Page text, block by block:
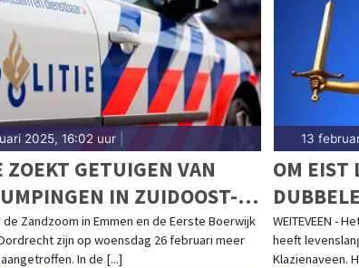
2025, 16:02 uur
ZOEKT GETUIGEN VAN
IN ZUIDOOST-
de Zandzoom in Emmen en de Eerste Boerwijk
zijn op woensdag 26 februari meer
In de [...]
13
OM EIST
WEITEVEEN -
heeft
Klazienaveen.